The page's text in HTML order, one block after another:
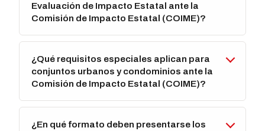
Evaluación de Impacto Estatal ante la
Comisión de Impacto Estatal (COIME)?
¿Qué requisitos especiales aplican para
conjuntos urbanos y condominios ante la
Comisión de Impacto Estatal (COIME)?
¿En qué formato deben presentarse los